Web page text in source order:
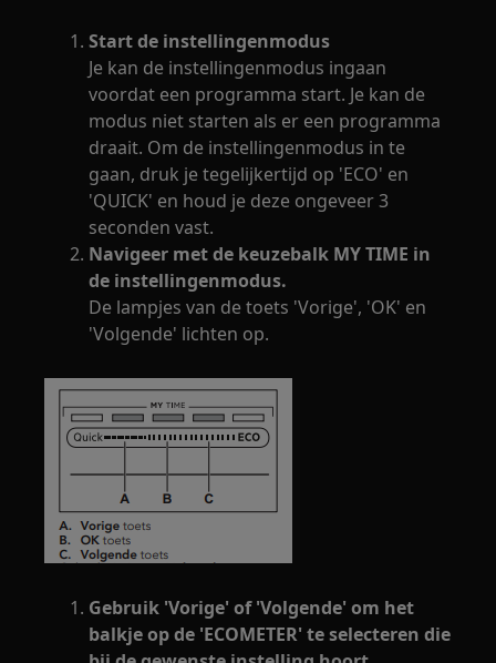
Start de instellingenmodus
Je kan de instellingenmodus ingaan
voordat een programma start. Je kan de
modus niet starten als er een programma
draait. Om de instellingenmodus in te
gaan, druk je tegelijkertijd op 'ECO' en
'QUICK' en houd je deze ongeveer 3
seconden vast.
Navigeer met de keuzebalk MY TIME in
de instellingenmodus.
De lampjes van de toets 'Vorige', 'OK' en
'Volgende' lichten op.
Gebruik 'Vorige' of 'Volgende' om het
balkje op de 'ECOMETER' te selecteren die